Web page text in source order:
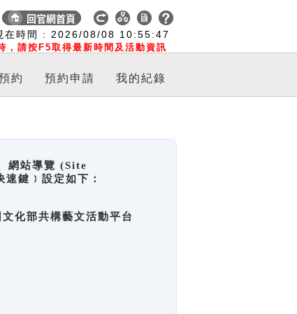
在時間 : 2026/08/08 10:55:48
，請按F5取得最新時間及活動資訊
約 預約申請 我的紀錄
網站導覽 (Site
鍵﹞設定如下：
化部共構藝文活動平台